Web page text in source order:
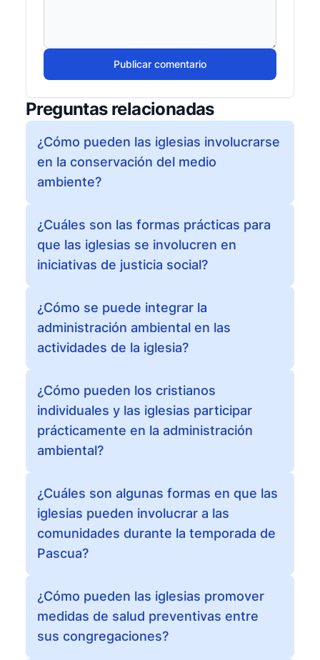
Publicar comentario
Preguntas relacionadas
¿Cómo pueden las iglesias involucrarse
en la conservación del medio
ambiente?
¿Cuáles son las formas prácticas para
que las iglesias se involucren en
iniciativas de justicia social?
¿Cómo se puede integrar la
administración ambiental en las
actividades de la iglesia?
¿Cómo pueden los cristianos
individuales y las iglesias participar
prácticamente en la administración
ambiental?
¿Cuáles son algunas formas en que las
iglesias pueden involucrar a las
comunidades durante la temporada de
Pascua?
¿Cómo pueden las iglesias promover
medidas de salud preventivas entre
sus congregaciones?